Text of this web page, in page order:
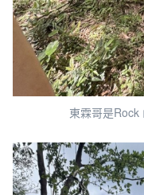
東霖哥是Rock